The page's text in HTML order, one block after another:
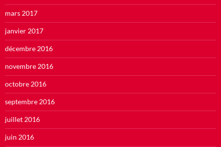
mars 2017
janvier 2017
décembre 2016
novembre 2016
octobre 2016
septembre 2016
juillet 2016
juin 2016